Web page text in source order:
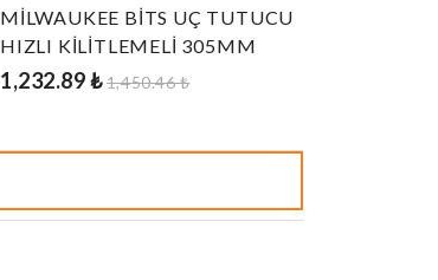
MİLWAUKEE BİTS UÇ TUTUCU
HIZLI KİLİTLEMELİ 305MM
1,232.89 ₺1,450.46 ₺